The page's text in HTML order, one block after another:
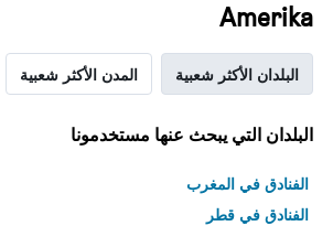
Amerika
البلدان الأكثر شعبية المدن الأكثر شعبية
البلدان التي يبحث عنها مستخدمونا
الفنادق في المغرب
الفنادق في قطر